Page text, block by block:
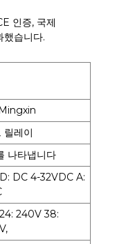
인증, 국제
습니다.
릴레이
나타냅니다
DC 4-32VDC A:
240V 38: